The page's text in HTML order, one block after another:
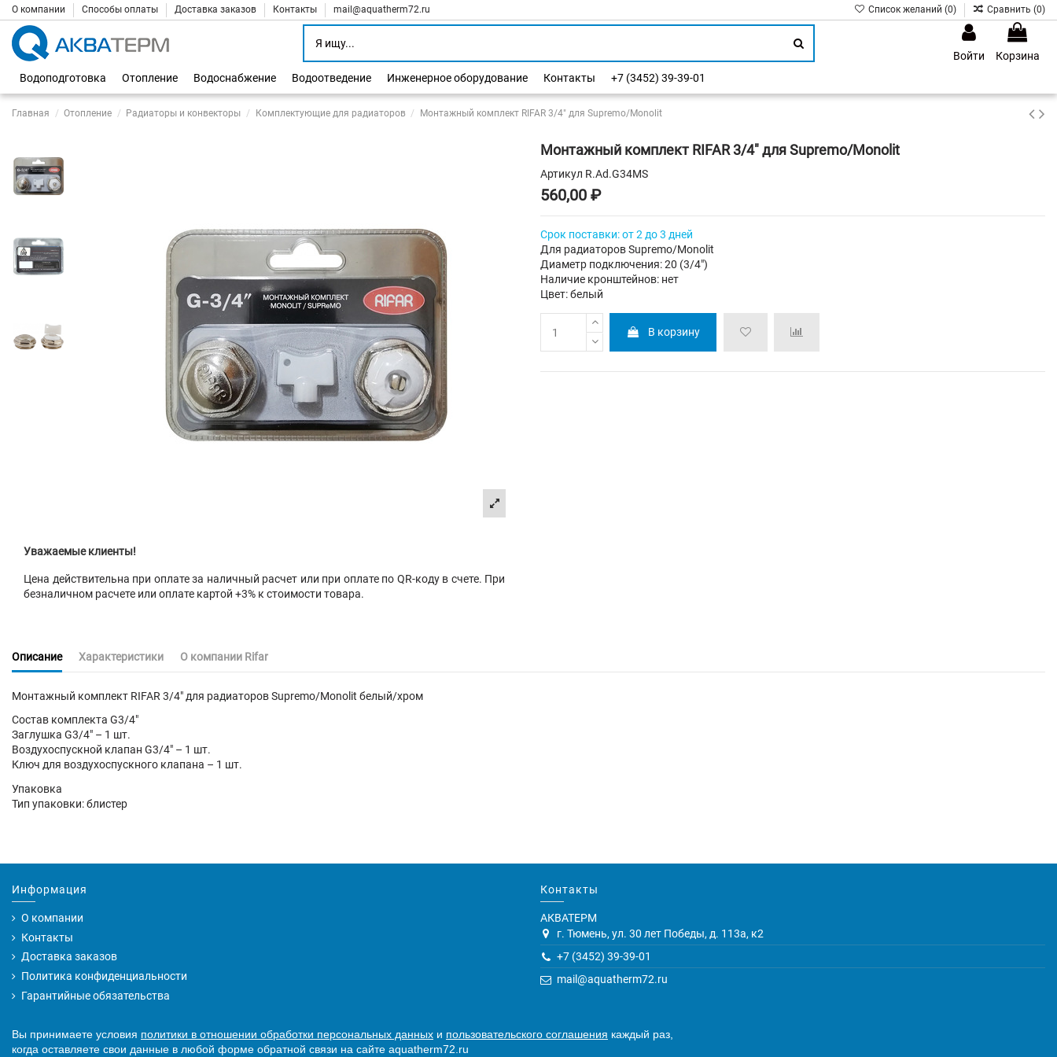
О компании Способы оплаты Доставка заказов Контакты mail@aquatherm72.ru Список желаний (0) Сравнить (0)
Войти
Корзина
Водоподготовка
Отопление Водоснабжение Водоотведение Инженерное оборудование Контакты +7 (3452) 39-39-01
Главная Отопление Радиаторы и конвекторы Комплектующие для радиаторов Монтажный комплект RIFAR 3/4" для Supremo/Monolit
Уважаемые клиенты!
Цена действительна при оплате за наличный расчет или при оплате по QR-коду в счете. При
безналичном расчете или оплате картой +3% к стоимости товара.
Монтажный комплект RIFAR 3/4" для Supremo/Monolit
Артикул R.Ad.G34MS
560,00 ₽
Срок поставки: от 2 до 3 дней
Для радиаторов Supremo/Monolit
Диаметр подключения: 20 (3/4")
Наличие кронштейнов: нет
Цвет: белый
В корзину
Описание Характеристики О компании Rifar
Монтажный комплект RIFAR 3/4" для радиаторов Supremo/Monolit белый/хром
Состав комплекта G3/4"
Заглушка G3/4" – 1 шт.
Воздухоспускной клапан G3/4" – 1 шт.
Ключ для воздухоспускного клапана – 1 шт.
Упаковка
Тип упаковки: блистер
Информация
О компании
Контакты
Доставка заказов
Политика конфиденциальности
Гарантийные обязательства
Контакты
АКВАТЕРМ
г. Тюмень, ул. 30 лет Победы, д. 113а, к2
+7 (3452) 39-39-01
mail@aquatherm72.ru
Вы принимаете условия политики в отношении обработки персональных данных и пользовательского соглашения каждый раз,
когда оставляете свои данные в любой форме обратной связи на сайте aquatherm72.ru